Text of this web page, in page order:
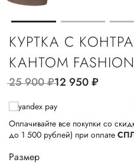
КУРТКА С
КАНТОМ FASHION
25 900руб.12 950руб.
Оплачивайте все покупки со
до 1 500 рублей) при оплате
Размер